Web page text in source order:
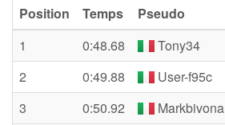
Position Temps Pseudo
1
0:48.68 Tony34
2
0:49.88 User-f95c
3
0:50.92 Markbivona